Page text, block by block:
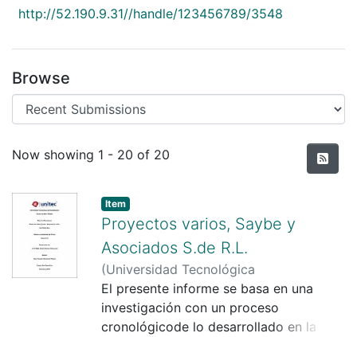
http://52.190.9.31//handle/123456789/3548
Browse
Recent Submissions
Now showing 1 - 20 of 20
Item
Proyectos varios, Saybe y
Asociados S.de R.L.
(Universidad Tecnológica
Centroamericana UNITEC,2023-12-13
David Otoniel Teruel Jaar;David Otoniel
Teruel Jaar;Yohandy Rodríguez Pereira
El presente informe se basa en una
investigación con un proceso
cronológicode lo desarrollado en la